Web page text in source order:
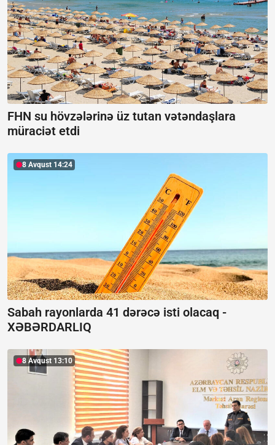
FHN su hövzələrinə üz tutan vətəndaşlara
müraciət etdi
8 Avqust 14:24
Sabah rayonlarda 41 dərəcə isti olacaq -
XƏBƏRDARLIQ
8 Avqust 13:10